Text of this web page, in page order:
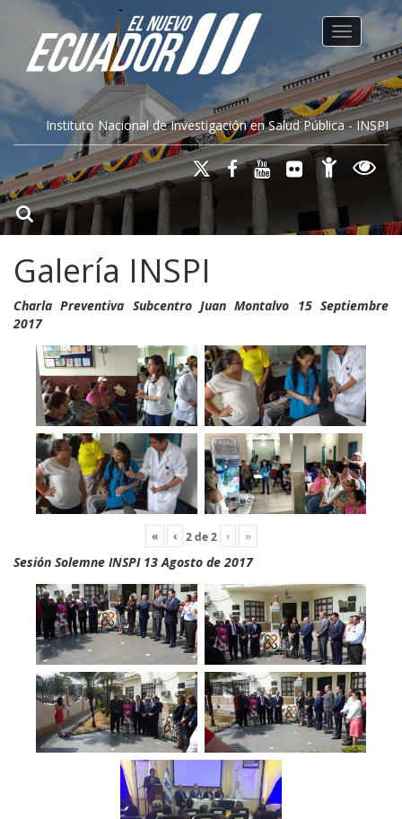
Instituto Nacional de Investigación en Salud Pública - INSPI
Toggle
Galería INSPI
Charla Preventiva Subcentro Juan Montalvo 15 Septiembre
2017
« ‹ 2de2 › »
Sesión Solemne INSPI 13 Agosto de 2017